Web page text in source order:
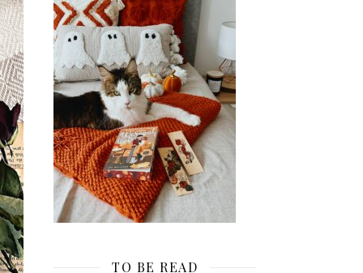
TO BE READ